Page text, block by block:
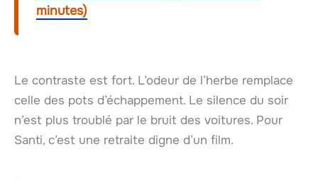
minutes)
Le contraste est fort. L’odeur de l’herbe remplace
celle des pots d’échappement. Le silence du soir
n’est plus troublé par le bruit des voitures. Pour
Santi, c’est une retraite digne d’un film.